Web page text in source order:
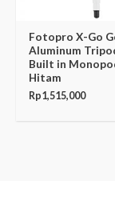
Fotopro X-Go
Aluminum
Built in
Hitam
Rp1,515,000